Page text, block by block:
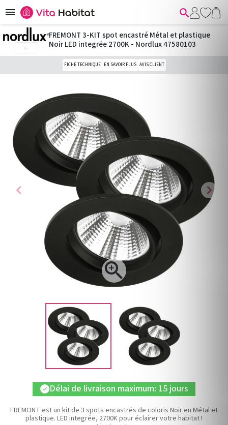
 
chevron_left

chevron_right
FREMONT 3-KIT spot encastré Métal et plastique
Noir LED integrée 2700K - Nordlux 47580103
FICHE TECHNIQUE EN SAVOIR PLUS AVIS CLIENT
check Délai de livraison maximum: 15 jours
FREMONT est un kit de 3 spots encastrés de coloris Noir en Métal et
plastique. LED integrée, 2700K pour éclairer votre habitat !